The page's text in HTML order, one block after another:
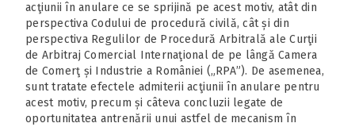
acţiunii în anulare ce se sprijină pe acest motiv, atât din
perspectiva Codului de procedură civilă, cât și din
perspectiva Regulilor de Procedură Arbitrală ale Curţii
de Arbitraj Comercial Internaţional de pe lângă Camera
de Comerţ și Industrie a României („RPA”). De asemenea,
sunt tratate efectele admiterii acţiunii în anulare pentru
acest motiv, precum și câteva concluzii legate de
oportunitatea antrenării unui astfel de mecanism în